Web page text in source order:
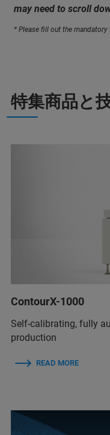
may need to scroll
* Please fill out the mandatory
特集商品と
ContourX-1000
Self-calibrating, fully
production
READ MORE